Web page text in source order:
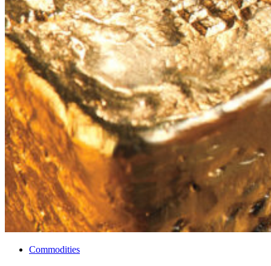
Commodities